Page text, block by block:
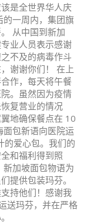
是全世界华人庆
的一周内，集团旗
从中国到新加
业人员表示感谢
不及的病毒作斗
谢谢你们！ 在上
作，每天将午餐
。虽然因为疫情
复营业的情况
地确保餐点在 10
面包新语向医院运
的爱心包。我们的
和福利得到照
加坡面包物语为
提供包装玛芬。
持他们！感谢我
送玛芬，并在严格